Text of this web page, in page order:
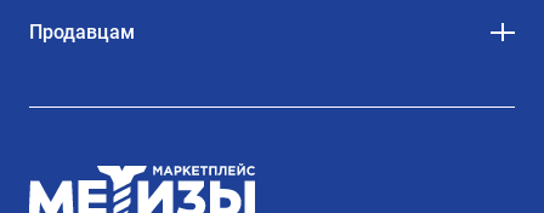
Продавцам